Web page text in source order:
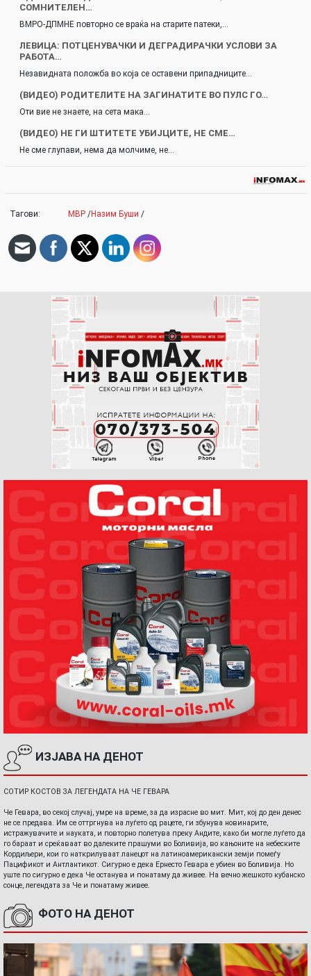
СОМНИТЕЛЕН…
ВМРО-ДПМНЕ повторно се враќа на старите патеки,…
ЛЕВИЦА: ПОТЦЕНУВАЧКИ И ДЕГРАДИРАЧКИ УСЛОВИ ЗА
РАБОТА…
Незавидната положба во која се оставени припадниците…
(ВИДЕО) РОДИТЕЛИТЕ НА ЗАГИНАТИТЕ ВО ПУЛС ГО…
Оти вие не знаете, на сета мака…
(ВИДЕО) НЕ ГИ ШТИТЕТЕ УБИЈЦИТЕ, НЕ СМЕ…
Не сме глупави, нема да молчиме, не…
Тагови: МВР /Назим Буши /
ИЗЈАВА НА ДЕНОТ
СОТИР КОСТОВ ЗА ЛЕГЕНДАТА НА ЧЕ ГЕВАРА
Че Гевара, во секој случај, умре на време, за да израсне во мит. Мит, кој до ден денес
не се предава. Им се оттргнува на луѓето од рацете, ги збунува новинарите,
истражувачите и науката, и повторно полетува преку Андите, како би могле луѓето да
го бараат и среќаваат во далеките прашуми во Боливија, во кањоните на небеските
Кордиљери, кои го наткрилуваат ланецот на латиноамерикански земји помеѓу
Пацификот и Антлантикот. Сигурно е дека Ернесто Гевара е убиен во Боливија. Но
уште по сигурно е дека Че останува и понатаму да живее. На вечно жешкото кубанско
сонце, легендата за Че и понатаму живее.
ФОТО НА ДЕНОТ